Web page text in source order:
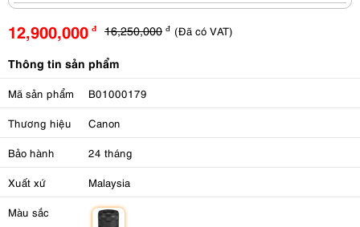
12,900,000 đ 16,250,000 đ (Đã có VAT)
Thông tin sản phẩm
Mã sản phẩm B01000179
Thương hiệu Canon
Bảo hành 24 tháng
Xuất xứ Malaysia
Màu sắc